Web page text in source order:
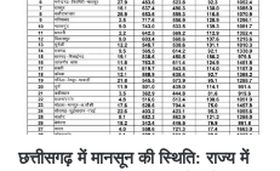
छत्तीसगढ़ में मानसून की स्थिति: राज्य में